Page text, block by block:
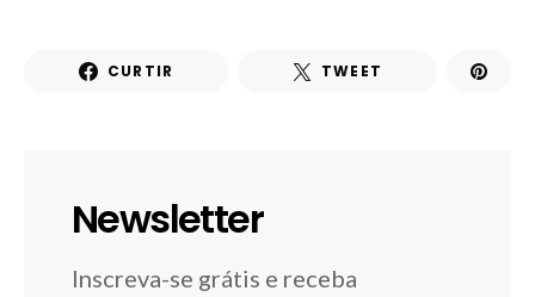
CURTIR TWEET
Newsletter
Inscreva-se grátis e receba